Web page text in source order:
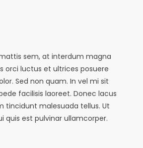
sem, at interdum magna
orci luctus et ultrices posuere
Sed non quam. In vel mi sit
facilisis laoreet. Donec lacus
tincidunt malesuada tellus. Ut
quis est pulvinar ullamcorper.